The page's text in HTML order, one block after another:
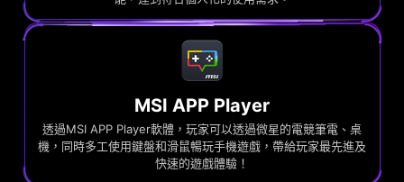
MSI APP Player
透過MSI APP Player軟體，玩家可以透過微星的電競筆電、桌
機，同時多工使用鍵盤和滑鼠暢玩手機遊戲，帶給玩家最先進及
快速的遊戲體驗！